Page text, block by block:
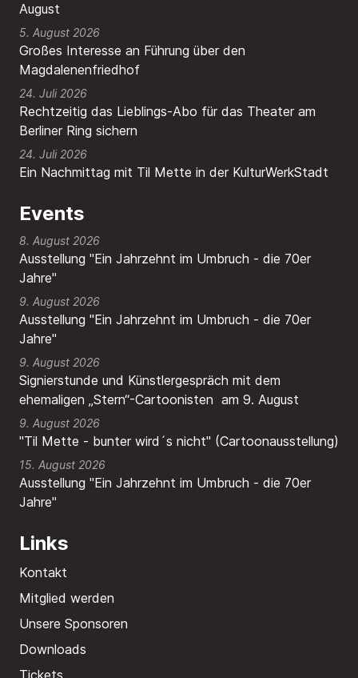
August
Großes Interesse an Führung über den
Magdalenenfriedhof
5. August 2026
Rechtzeitig das Lieblings-Abo für das Theater am
Berliner Ring sichern
24. Juli 2026
Ein Nachmittag mit Til Mette in der KulturWerkStadt
24. Juli 2026
Events
8. August 2026
Ausstellung "Ein Jahrzehnt im Umbruch - die 70er
Jahre"
9. August 2026
Ausstellung "Ein Jahrzehnt im Umbruch - die 70er
Jahre"
9. August 2026
Signierstunde und Künstlergespräch mit dem
ehemaligen „Stern“-Cartoonisten am 9. August
9. August 2026
"Til Mette - bunter wird´s nicht" (Cartoonausstellung)
15. August 2026
Ausstellung "Ein Jahrzehnt im Umbruch - die 70er
Jahre"
Links
Kontakt
Mitglied werden
Unsere Sponsoren
Downloads